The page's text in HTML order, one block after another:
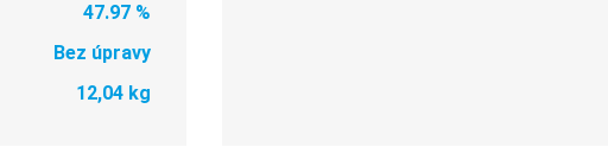
47.97 %
Bez úpravy
12,04 kg